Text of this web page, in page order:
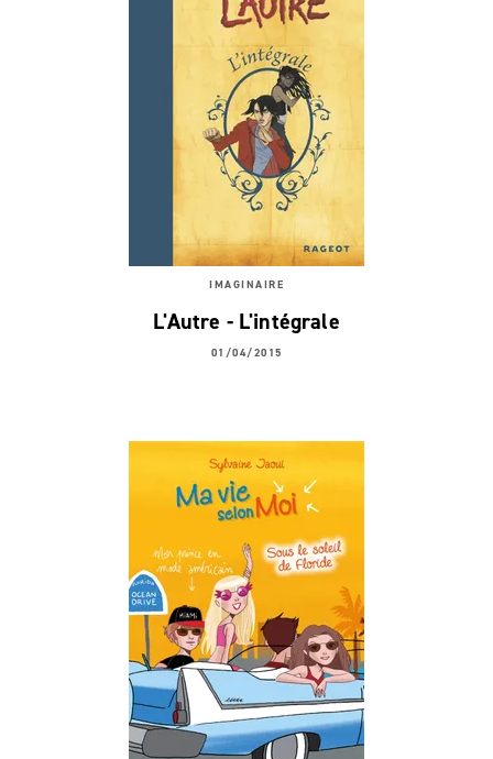
IMAGINAIRE
L'Autre - L'intégrale
01/04/2015